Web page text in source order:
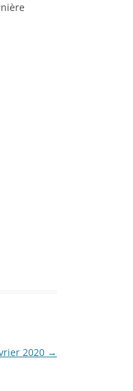
2020 →